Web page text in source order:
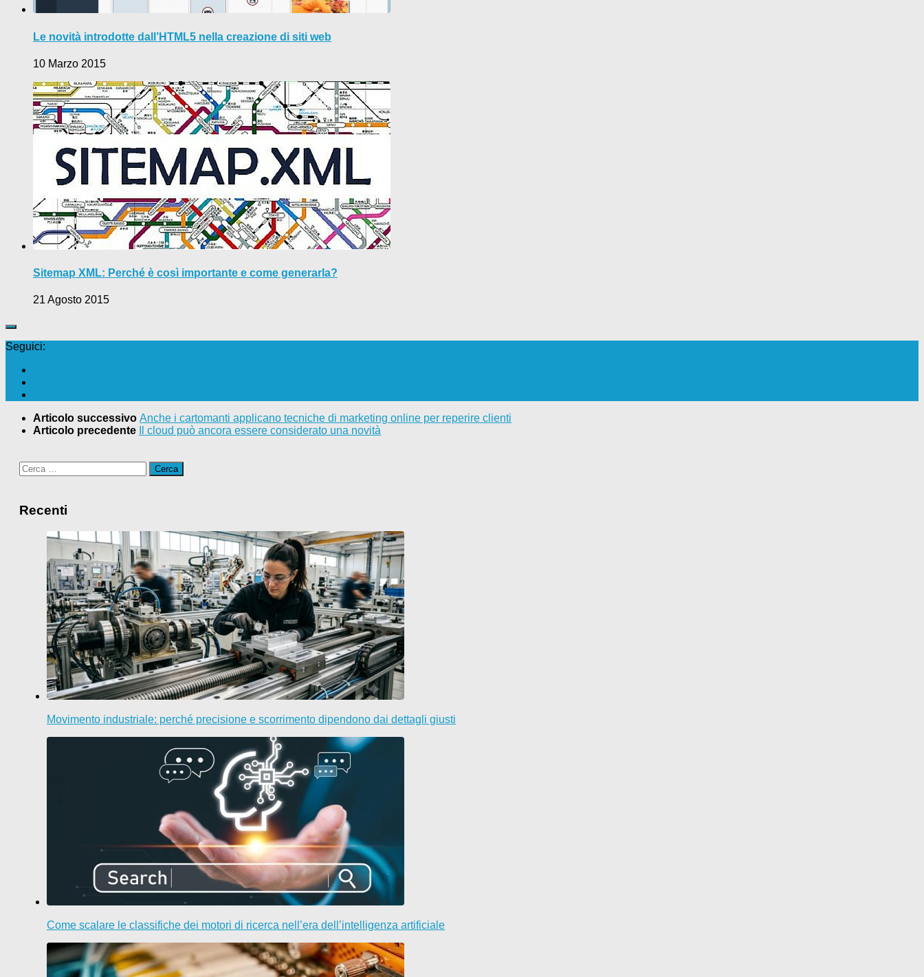
Le novità introdotte dall’HTML5 nella creazione di siti web
10 Marzo 2015
Sitemap XML: Perché è così importante e come generarla?
21 Agosto 2015
Seguici:
Articolo successivo Anche i cartomanti applicano tecniche di marketing online per reperire clienti
Articolo precedente
Il cloud può ancora essere considerato una novità
Ricerca
per:
Recenti
Movimento industriale: perché precisione e scorrimento dipendono dai dettagli giusti
Come scalare le classifiche dei motori di ricerca nell’era dell’intelligenza artificiale